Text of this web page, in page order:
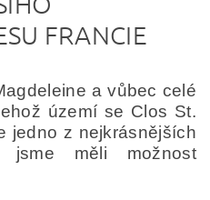
FRANCIE
a vůbec celé
území se Clos St.
jedno z nejkrásnějších
jsme měli možnost